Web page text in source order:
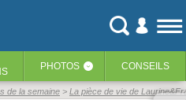
PHOTOS ‹ CONSEILS
de la semaine La pièce de vie de